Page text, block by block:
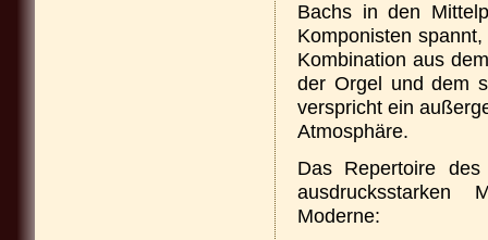
Bachs in den
Komponisten
Kombination aus
der Orgel und dem
verspricht ein
Atmosphäre.
Das Repertoire
ausdrucksstarken
Moderne: